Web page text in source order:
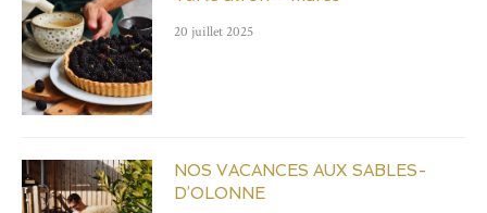
20 juillet 2025
NOS VACANCES AUX SABLES-
D’OLONNE